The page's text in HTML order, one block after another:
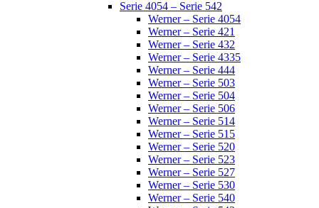
Serie 4054 – Serie 542
Werner – Serie 4054
Werner – Serie 421
Werner – Serie 432
Werner – Serie 4335
Werner – Serie 444
Werner – Serie 503
Werner – Serie 504
Werner – Serie 506
Werner – Serie 514
Werner – Serie 515
Werner – Serie 520
Werner – Serie 523
Werner – Serie 527
Werner – Serie 530
Werner – Serie 540